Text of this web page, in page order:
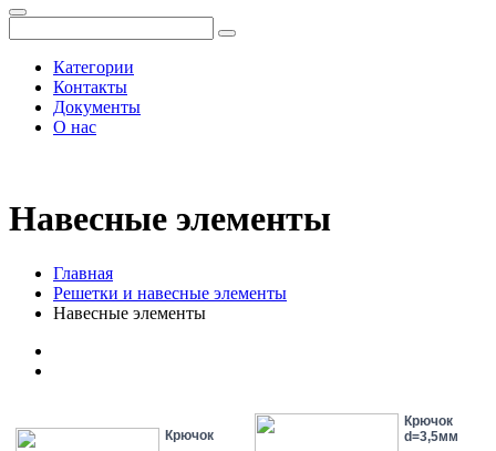
Категории
Контакты
Документы
О нас
Навесные элементы
Главная
Решетки и навесные элементы
Навесные элементы
Крючок
Крючок
d=3,5мм